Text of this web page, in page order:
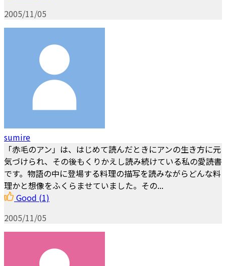
2005/11/05
sumire
「赤毛のアン」は、はじめて読んだときにアンの生き方に元
気づけられ、その後もくりかえし読み続けている私の愛読書
です。物語の中に登場する料理の描写を読みながらどんな料
理かと想像をふくらませていました。その...
Good (1)
2005/11/05